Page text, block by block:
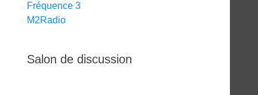
Fréquence 3
M2Radio
Salon de discussion